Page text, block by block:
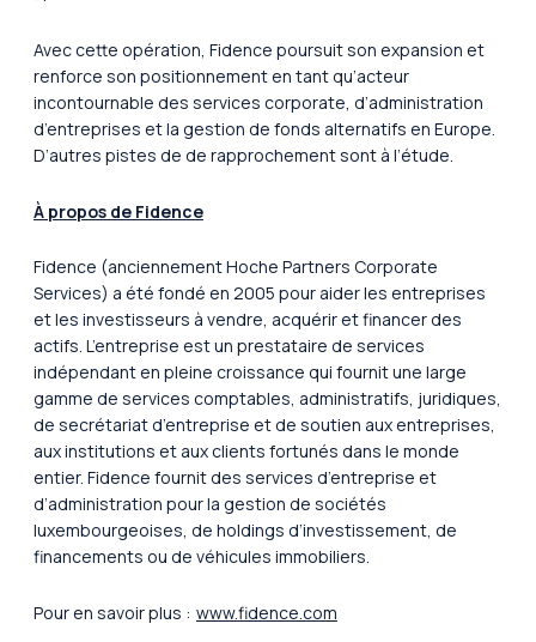
Avec cette opération, Fidence poursuit son expansion et
renforce son positionnement en tant qu’acteur
incontournable des services corporate, d’administration
d’entreprises et la gestion de fonds alternatifs en Europe.
D’autres pistes de de rapprochement sont à l’étude.
À propos de Fidence
Fidence (anciennement Hoche Partners Corporate
Services) a été fondé en 2005 pour aider les entreprises
et les investisseurs à vendre, acquérir et financer des
actifs. L’entreprise est un prestataire de services
indépendant en pleine croissance qui fournit une large
gamme de services comptables, administratifs, juridiques,
de secrétariat d’entreprise et de soutien aux entreprises,
aux institutions et aux clients fortunés dans le monde
entier. Fidence fournit des services d’entreprise et
d’administration pour la gestion de sociétés
luxembourgeoises, de holdings d’investissement, de
financements ou de véhicules immobiliers.
Pour en savoir plus : www.fidence.com